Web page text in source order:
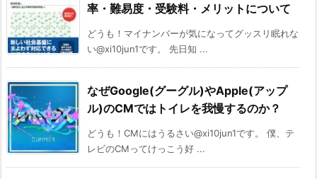
率・難易度・受験料・メリットについて
どうも！マイナンバーが気になってグッスリ眠れな
い@xi10jun1です。 先日知 ...
なぜGoogle(グーグル)やApple(アップ
ル)のCMではトイレを我慢するのか？
どうも！CMにはうるさい@xi10jun1です。 僕、テ
レビのCMってけっこう好 ...